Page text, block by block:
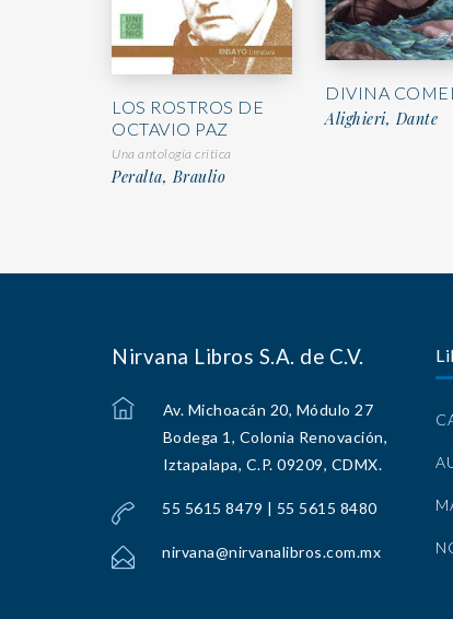
LOS ROSTROS DE
OCTAVIO PAZ
Una antología critica
Peralta, Braulio
DIVINA
Alighieri, Dante
Nirvana Libros S.A. de C.V.
Av. Michoacán 20, Módulo 27
Bodega 1, Colonia Renovación,
Iztapalapa, C.P. 09209, CDMX.
55 5615 8479 | 55 5615 8480
nirvana@nirvanalibros.com.mx